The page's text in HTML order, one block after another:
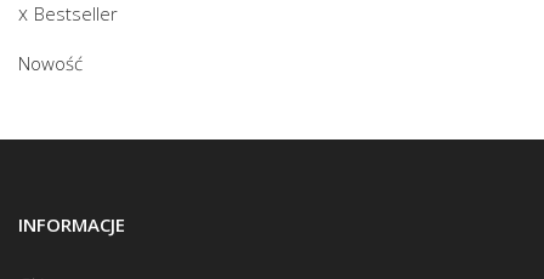
Bestseller
Nowość
INFORMACJE